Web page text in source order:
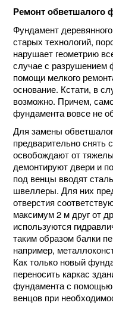
Ремонт обветшалого
Фундамент
старых технологий,
нарушает геометрию
случае с разрушением
помощи мелкого
основание. Кстати, в
возможно. Причем,
фундамента вовсе не
Для замены
предварительно снять
освобождают от
демонтируют двери и
под венцы вводят
швеллеры. Для них
отверстия
максимум 2 м друг от
используются
таким образом балки
например,
Как только новый
переносить каркас
фундамента с помощью
венцов при